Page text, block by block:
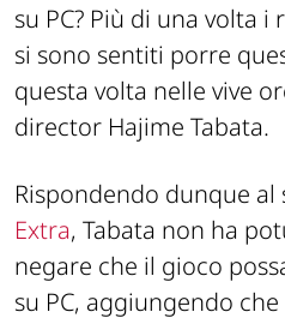
su PC? Più di una volta i
si sono sentiti porre
questa volta nelle vive
director Hajime Tabata.
Rispondendo dunque al
Extra, Tabata non ha
negare che il gioco
su PC, aggiungendo